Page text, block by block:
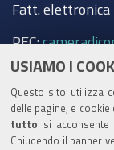
USIAMO I
Questo sito utilizza
delle pagine, e
tutto si acconsente
Chiudendo il banner
Fatt. elettronica
PEC:
Trasparenza
Albo Camerale